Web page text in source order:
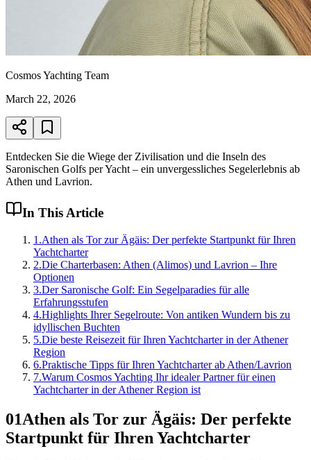
Cosmos Yachting Team
March 22, 2026
Entdecken Sie die Wiege der Zivilisation und die Inseln des
Saronischen Golfs per Yacht – ein unvergessliches Segelerlebnis ab
Athen und Lavrion.
In This Article
1 .Athen als Tor zur Ägäis: Der perfekte Startpunkt für Ihren
Yachtcharter
2.Die Charterbasen: Athen (Alimos) und Lavrion – Ihre
Optionen
3.Der Saronische Golf: Ein Segelparadies für alle
Erfahrungsstufen
4.Highlights Ihrer Segelroute: Von antiken Wundern bis zu
idyllischen Buchten
5.Die beste Reisezeit für Ihren Yachtcharter in der Athener
Region
6.Praktische Tipps für Ihren Yachtcharter ab Athen/Lavrion
7.Warum Cosmos Yachting Ihr idealer Partner für einen
Yachtcharter in der Athener Region ist
01Athen als Tor zur Ägäis: Der perfekte
Startpunkt für Ihren Yachtcharter